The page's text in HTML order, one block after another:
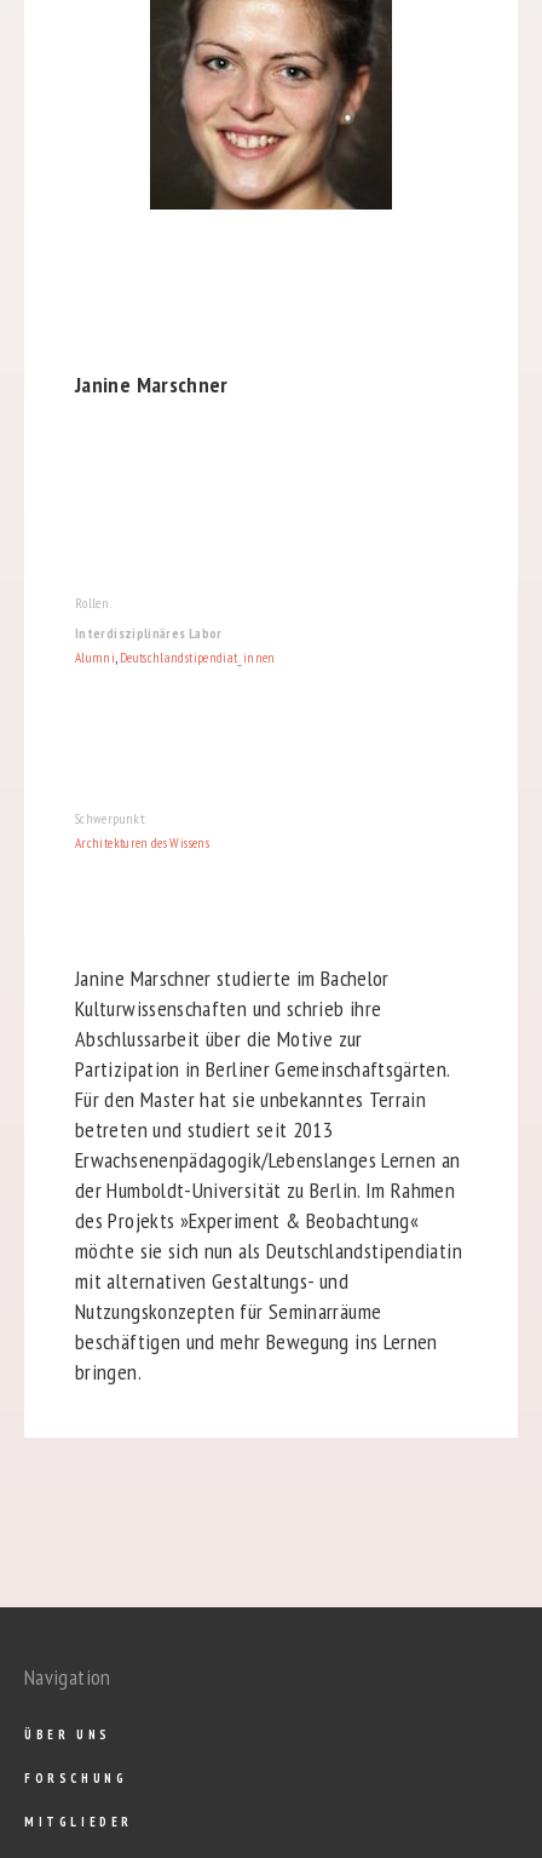
Janine Marschner
Rollen:
Interdisziplinäres Labor
Alumni, Deutschlandstipendiat_innen
Schwerpunkt:
Architekturen des Wissens
Janine Marschner studierte im Bachelor
Kulturwissenschaften und schrieb ihre
Abschlussarbeit über die Motive zur
Partizipation in Berliner Gemeinschaftsgärten.
Für den Master hat sie unbekanntes Terrain
betreten und studiert seit 2013
Erwachsenenpädagogik/Lebenslanges Lernen an
der Humboldt-Universität zu Berlin. Im Rahmen
des Projekts »Experiment & Beobachtung«
möchte sie sich nun als Deutschlandstipendiatin
mit alternativen Gestaltungs- und
Nutzungskonzepten für Seminarräume
beschäftigen und mehr Bewegung ins Lernen
bringen.
Navigation
ÜBER UNS
FORSCHUNG
MITGLIEDER